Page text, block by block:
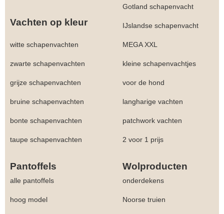
Gotland schapenvacht
Vachten op kleur IJslandse schapenvacht
witte schapenvachten MEGA XXL
zwarte schapenvachten kleine schapenvachtjes
grijze schapenvachten voor de hond
bruine schapenvachten langharige vachten
bonte schapenvachten patchwork vachten
taupe schapenvachten 2 voor 1 prijs
Pantoffels Wolproducten
alle pantoffels onderdekens
hoog model Noorse truien